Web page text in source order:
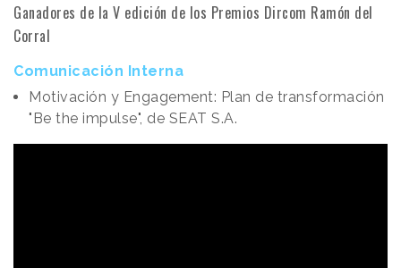
Ganadores de la V edición de los Premios Dircom Ramón del
Corral
Comunicación Interna
Motivación y Engagement: Plan de transformación
"Be the impulse", de SEAT S.A.